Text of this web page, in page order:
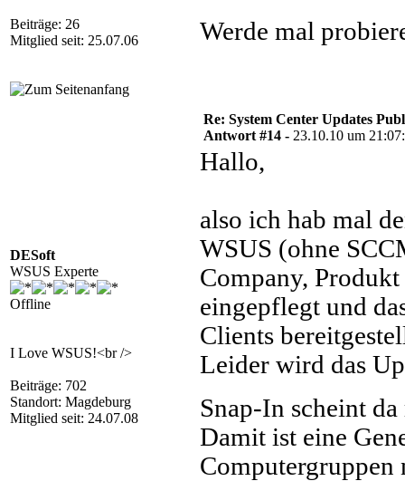
Beiträge: 26
Mitglied seit: 25.07.06
Werde mal
DESoft
WSUS Experte
Offline
I Love WSUS!<br />
Beiträge: 702
Standort: Magdeburg
Mitglied seit: 24.07.08
Re: System Center Updates
Antwort #14 - 23.10.10 um
Hallo,
also ich hab mal
WSUS (ohne
Company,
eingepflegt und
Clients
Leider wird das
Snap-In scheint
Damit ist eine